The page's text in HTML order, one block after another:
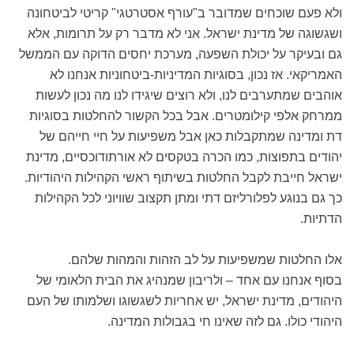
ולא פעם שוכחים שמדובר ב"עורף אסטרטגי" קריטי לביטחונה
ושגשוגה של מדינת ישראל. אני לא מדבר רק על תרומות, אלא
גם ובעיקר על יכולת השפעה, מערכת יחסים הדוקה עם הממשל
האמריקאי. אז נכון, בסוגיות המדיניות-ביטחוניות אנחנו לא
אוהבים שמתערבים לנו, ולא רוצים שיגידו לנו מה נכון לעשות
ממרחק אלפי קילומטרים. אבל בכל הקשור להחלטות בסוגיות
דת ומדינה שמתקבלות כאן אבל משפיעות על חיי חייהם של
יהודים בתפוצות, כמו הכרה בטקסים לא אורתודוכסיים, מדינת
ישראל חייבת לקבל החלטות בשיתוף ראשי הקהילות היהודיות.
כך גם בנוגע לפלורליזם דתי ומתן תקצוב שוויוני לכל הקהילות
הדתיות.
אלו החלטות שמשפיעות על לב הזהות והמהות שלהם.
בסוף אנחנו עם אחד – ולריבון שמנהיג את הבית הלאומי של
היהודים, מדינת ישראל, יש אחריות לשגשוגו ושלמותו של העם
היהודי כולו. גם לזה שאינו חי בגבולות המדינה.